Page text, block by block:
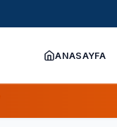
ANASAYFA